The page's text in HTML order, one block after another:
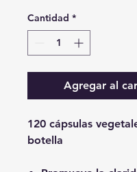
Cantidad *
Agregar al
120 cápsulas
botella